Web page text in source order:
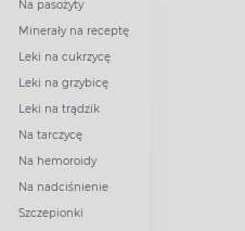
Na pasożyty
Minerały na receptę
Leki na cukrzycę
Leki na grzybicę
Leki na trądzik
Na tarczycę
Na hemoroidy
Na nadciśnienie
Szczepionki